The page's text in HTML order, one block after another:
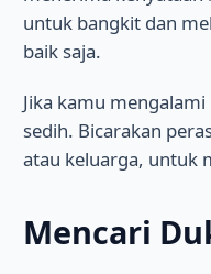
untuk bangkit dan
baik saja.
Jika kamu
sedih. Bicarakan
atau keluarga, untuk
Mencari